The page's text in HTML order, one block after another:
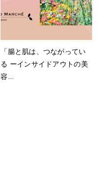
「腸と肌は、つながってい
る ーインサイドアウトの美
容...